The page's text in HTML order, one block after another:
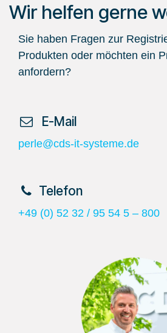
Wir helfen gerne
Sie haben Fragen zur
Produkten oder möchten ein
anfordern?
​ E-Mail
perle@cds-it-systeme.de
​Telefon
+49 (0) 52 32 / 95 54 5 – 800